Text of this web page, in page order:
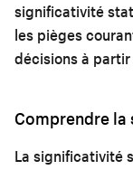
significativité
les pièges
décisions à
Comprendre
La significativité